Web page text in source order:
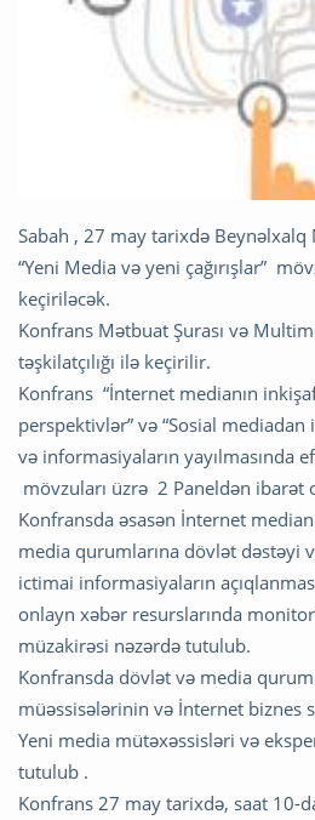
Sabah , 27 may tarixdə
“Yeni Media və yeni çağırışlar”
keçiriləcək.
Konfrans Mətbuat Şurası və
təşkilatçılığı ilə keçirilir.
Konfrans “İnternet medianın
perspektivlər” və “Sosial
və informasiyaların yayılmasında
mövzuları üzrə 2 Paneldən ibarət
Konfransda əsasən İnternet
media qurumlarına dövlət dəstəyi
ictimai informasiyaların
onlayn xəbər resurslarında
müzakirəsi nəzərdə tutulub.
Konfransda dövlət və media
müəssisələrinin və İnternet biznes
Yeni media mütəxəssisləri və
tutulub .
Konfrans 27 may tarixdə, saat 10-